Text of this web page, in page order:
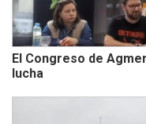
El Congreso de
lucha